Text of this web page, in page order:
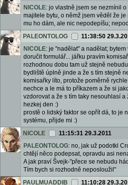
NICOLE: jo vlastně jsem se nezmínil
majitele bytu, o němž jsem věděl že
mu ho dám, ale nic nepodepíšu;
PALEONTOLOG
11:38:50
NICOLE: je "nadělat" a nadělat;
doručit formulář... jářku pravím
rozhodnou dobu tam už stejně
bydliště úplně jinde a že s tím stejně
komisařky líto, protože poměrně
nechce a le má to příkazem a že si
vzdorovat a že s tím taky nesouhlasí
hezkej den :)
prostě o lidský faktor se opřít dá, to je
systému, přijde mi :)
NICOLE
11:15:31 29.3.2011
PALEONTOLOG: no, jak už podotkl
chtějí něco podepsat, opravdu asi
A jak praví Švejk-"přece se nebudu
Tím bych si rozhodně neposloužil"
PAULMUADDIB
11:10:28